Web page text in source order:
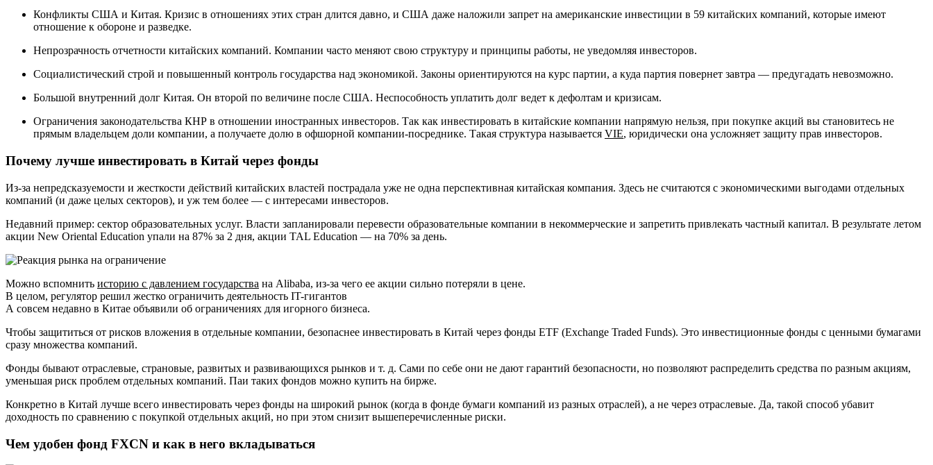
Конфликты США и Китая. Кризис в отношениях этих стран длится давно, и США даже наложили запрет на американские инвестиции в 59 китайских компаний, которые имеют
отношение к обороне и разведке.
Непрозрачность отчетности китайских компаний. Компании часто меняют свою структуру и принципы работы, не уведомляя инвесторов.
Социалистический строй и повышенный контроль государства над экономикой. Законы ориентируются на курс партии, а куда партия повернет завтра — предугадать невозможно.
Большой внутренний долг Китая. Он второй по величине после США. Неспособность уплатить долг ведет к дефолтам и кризисам.
Ограничения законодательства КНР в отношении иностранных инвесторов. Так как инвестировать в китайские компании напрямую нельзя, при покупке акций вы становитесь не
прямым владельцем доли компании, а получаете долю в офшорной компании-посреднике. Такая структура называется VIE, юридически она усложняет защиту прав инвесторов.
Почему лучше инвестировать в Китай через фонды
Из-за непредсказуемости и жесткости действий китайских властей пострадала уже не одна перспективная китайская компания. Здесь не считаются с экономическими выгодами отдельных
компаний (и даже целых секторов), и уж тем более — с интересами инвесторов.
Недавний пример: сектор образовательных услуг. Власти запланировали перевести образовательные компании в некоммерческие и запретить привлекать частный капитал. В результате летом
акции New Oriental Education упали на 87% за 2 дня, акции TAL Education — на 70% за день.
Можно вспомнить историю с давлением государства на Alibaba, из-за чего ее акции сильно потеряли в цене.
В целом, регулятор решил жестко ограничить деятельность IT-гигантов
А совсем недавно в Китае объявили об ограничениях для игорного бизнеса.
Чтобы защититься от рисков вложения в отдельные компании, безопаснее инвестировать в Китай через фонды ETF (Exchange Traded Funds). Это инвестиционные фонды с ценными бумагами
сразу множества компаний.
Фонды бывают отраслевые, страновые, развитых и развивающихся рынков и т. д. Сами по себе они не дают гарантий безопасности, но позволяют распределить средства по разным акциям,
уменьшая риск проблем отдельных компаний. Паи таких фондов можно купить на бирже.
Конкретно в Китай лучше всего инвестировать через фонды на широкий рынок (когда в фонде бумаги компаний из разных отраслей), а не через отраслевые. Да, такой способ убавит
доходность по сравнению с покупкой отдельных акций, но при этом снизит вышеперечисленные риски.
Чем удобен фонд FXCN и как в него вкладываться